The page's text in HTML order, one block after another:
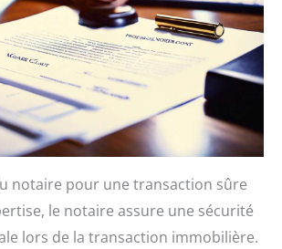
notaire pour une transaction sûre
le notaire assure une sécurité
lors de la transaction immobilière.